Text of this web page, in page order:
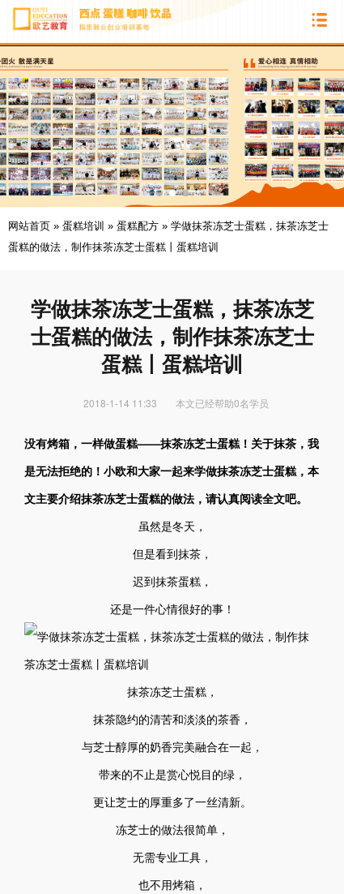
网站首页 » 蛋糕培训 » 蛋糕配方 » 学做抹茶冻芝士蛋糕，抹茶冻芝士
蛋糕的做法，制作抹茶冻芝士蛋糕丨蛋糕培训
学做抹茶冻芝士蛋糕，抹茶冻芝
士蛋糕的做法，制作抹茶冻芝士
蛋糕丨蛋糕培训
2018-1-14 11:33 本文已经帮助0名学员
没有烤箱，一样做蛋糕——抹茶冻芝士蛋糕！关于抹茶，我
是无法拒绝的！小欧和大家一起来学做抹茶冻芝士蛋糕，本
文主要介绍抹茶冻芝士蛋糕的做法，请认真阅读全文吧。
虽然是冬天，
但是看到抹茶，
迟到抹茶蛋糕，
还是一件心情很好的事！
抹茶冻芝士蛋糕，
抹茶隐约的清苦和淡淡的茶香，
与芝士醇厚的奶香完美融合在一起，
带来的不止是赏心悦目的绿，
更让芝士的厚重多了一丝清新。
冻芝士的做法很简单，
无需专业工具，
也不用烤箱，